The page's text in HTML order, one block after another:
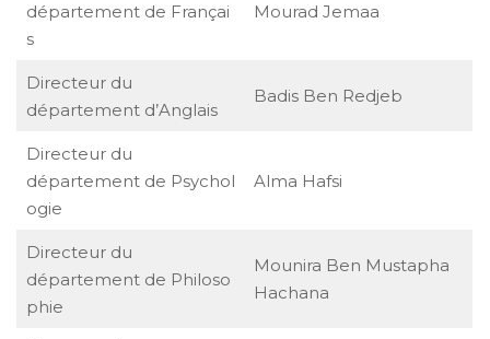
département de Françai
s
Mourad Jemaa
Directeur du
département d’Anglais
Badis Ben Redjeb
Directeur du
département de Psychol
ogie
Alma Hafsi
Directeur du
département de Philoso
phie
Mounira Ben Mustapha
Hachana